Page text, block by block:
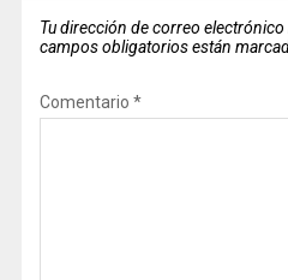
Tu dirección de correo
campos obligatorios están
Comentario *